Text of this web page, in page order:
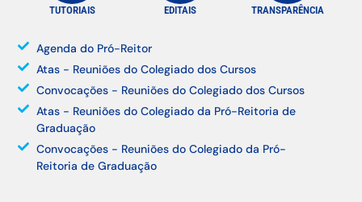
TUTORIAIS EDITAIS TRANSPARÊNCIA
Agenda do Pró-Reitor
Atas - Reuniões do Colegiado dos Cursos
Convocações - Reuniões do Colegiado dos Cursos
Atas - Reuniões do Colegiado da Pró-Reitoria de
Graduação
Convocações - Reuniões do Colegiado da Pró-
Reitoria de Graduação